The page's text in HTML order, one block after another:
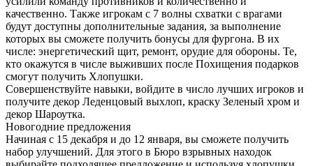
качественно. Также игрокам с 7 волны схватки с врагами
будут доступны дополнительные задания, за выполнение
которых вы сможете получить бонусы для фургона. В их
числе: энергетический щит, ремонт, орудие для обороны. Те,
кто окажутся в числе выживших после Похищения подарков
смогут получить Хлопушки.
Совершенствуйте навыки, войдите в число лучших игроков и
получите декор Леденцовый выхлоп, краску Зеленый хром и
декор Шароутка.
Новогодние предложения
Начиная с 15 декабря и до 12 января, вы сможете получить
набор улучшений. Для этого в Бюро взрывных находок